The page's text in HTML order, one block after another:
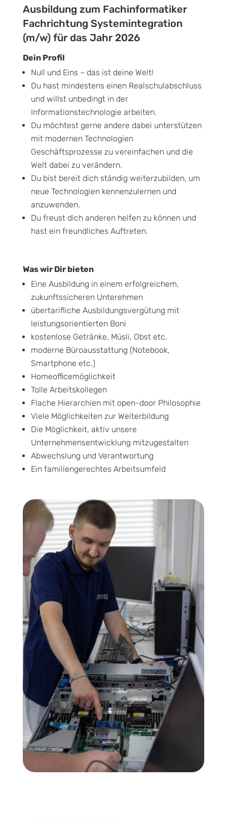
Ausbildung zum Fachinformatiker
Fachrichtung Systemintegration
(m/w) für das Jahr 2026
Dein Profil
Null und Eins – das ist deine Welt!
Du hast mindestens einen Realschulabschluss
und willst unbedingt in der
Informationstechnologie arbeiten.
Du möchtest gerne andere dabei unterstützen
mit modernen Technologien
Geschäftsprozesse zu vereinfachen und die
Welt dabei zu verändern.
Du bist bereit dich ständig weiterzubilden, um
neue Technologien kennenzulernen und
anzuwenden.
Du freust dich anderen helfen zu können und
hast ein freundliches Auftreten.
Was wir Dir bieten
Eine Ausbildung in einem erfolgreichem,
zukunftssicheren Unterehmen
übertarifliche Ausbildungsvergütung mit
leistungsorientierten Boni
kostenlose Getränke, Müsli, Obst etc.
moderne Büroausstattung (Notebook,
Smartphone etc.)
Homeofficemöglichkeit
Tolle Arbeitskollegen
Flache Hierarchien mit open-door Philosophie
Viele Möglichkeiten zur Weiterbildung
Die Möglichkeit, aktiv unsere
Unternehmensentwicklung mitzugestalten
Abwechslung und Verantwortung
Ein familiengerechtes Arbeitsumfeld